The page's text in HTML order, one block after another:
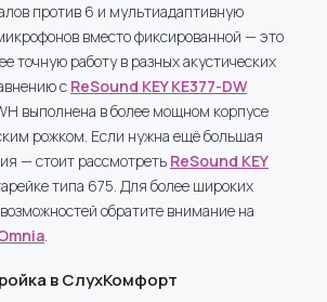
против 6 и мультиадаптивную
вместо фиксированной — это
точную работу в разных акустических
с ReSound KEY KE377-DW
выполнена в более мощном корпусе
рожком. Если нужна ещё большая
— стоит рассмотреть ReSound KEY
типа 675. Для более широких
обратите внимание на
.
в СлухКомфорт